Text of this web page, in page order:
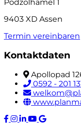
Podzolhamel 1
9403 XD Assen
Termin vereinbaren
Kontaktdaten
Apollopad
0592 - 201